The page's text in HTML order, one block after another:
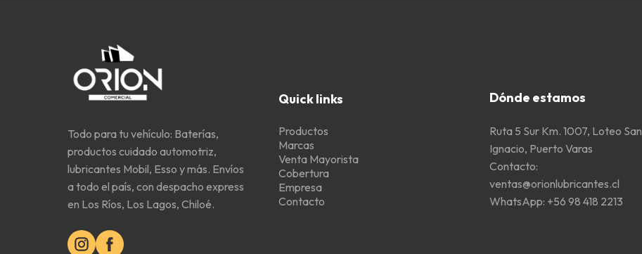
Todo para tu vehículo: Baterías,
productos cuidado automotriz,
lubricantes Mobil, Esso y más. Envíos
a todo el país, con despacho express
en Los Ríos, Los Lagos, Chiloé.
Quick links
Productos
Marcas
Venta Mayorista
Cobertura
Empresa
Contacto
Dónde estamos
Ruta 5 Sur Km. 1007, Loteo San
Ignacio, Puerto Varas
Contacto:
ventas@orionlubricantes.cl
WhatsApp: +56 98 418 2213